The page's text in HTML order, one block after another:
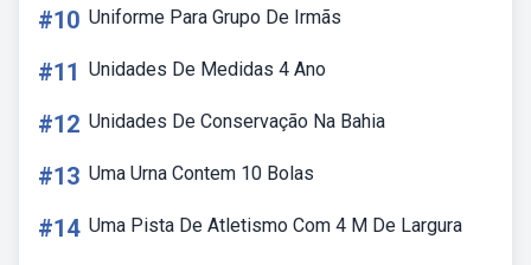
#10 Uniforme Para Grupo De Irmãs
#11 Unidades De Medidas 4 Ano
#12 Unidades De Conservação Na Bahia
#13 Uma Urna Contem 10 Bolas
#14 Uma Pista De Atletismo Com 4 M De Largura